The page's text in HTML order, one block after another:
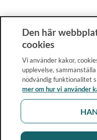
Den här
cookies
Vi använder kakor,
upplevelse,
nödvändig funktionalitet
mer om hur vi använder